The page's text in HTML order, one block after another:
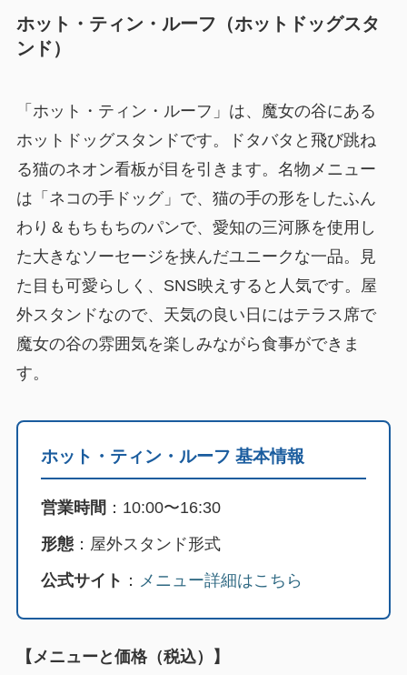
ホット・ティン・ルーフ（ホットドッグスタ
ンド）
「ホット・ティン・ルーフ」は、魔女の谷にある
ホットドッグスタンドです。ドタバタと飛び跳ね
る猫のネオン看板が目を引きます。名物メニュー
は「ネコの手ドッグ」で、猫の手の形をしたふん
わり＆もちもちのパンで、愛知の三河豚を使用し
た大きなソーセージを挟んだユニークな一品。見
た目も可愛らしく、SNS映えすると人気です。屋
外スタンドなので、天気の良い日にはテラス席で
魔女の谷の雰囲気を楽しみながら食事ができま
す。
ホット・ティン・ルーフ 基本情報
営業時間 ：10:00〜16:30
形態：屋外スタンド形式
公式サイト ： メニュー詳細はこちら
【メニューと価格（税込）】